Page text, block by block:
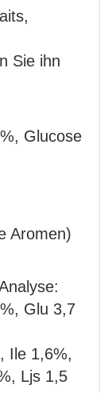
Sie ihn
Glucose
Aromen)
Glu 3,7
Ile 1,6%,
Ljs 1,5